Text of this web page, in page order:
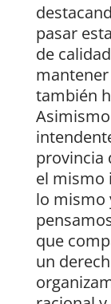
pasar
de
también
provincia
el mismo
lo mismo
que
un